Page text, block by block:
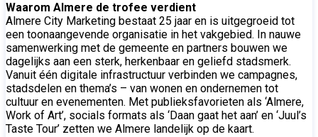
Waarom Almere de trofee verdient
Almere City Marketing bestaat 25 jaar en is uitgegroeid tot
een toonaangevende organisatie in het vakgebied. In nauwe
samenwerking met de gemeente en partners bouwen we
dagelijks aan een sterk, herkenbaar en geliefd stadsmerk.
Vanuit één digitale infrastructuur verbinden we campagnes,
stadsdelen en thema’s – van wonen en ondernemen tot
cultuur en evenementen. Met publieksfavorieten als ‘Almere,
Work of Art’, socials formats als ‘Daan gaat het aan’ en ‘Juul’s
Taste Tour’ zetten we Almere landelijk op de kaart.